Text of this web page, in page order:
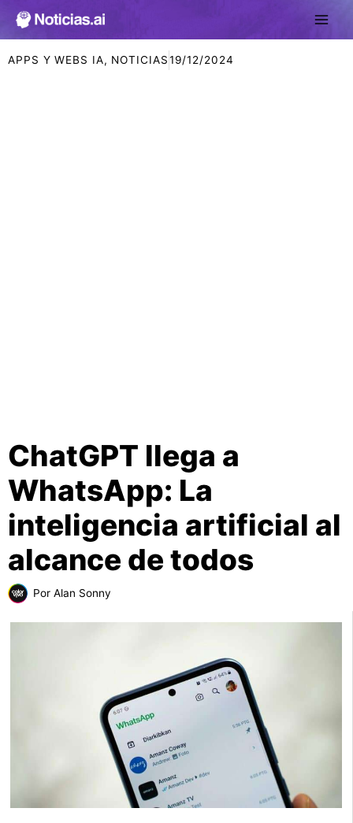
APPS Y WEBS IA, NOTICIAS19/12/2024
ChatGPT llega a
WhatsApp: La
inteligencia artificial al
alcance de todos
Por Alan Sonny